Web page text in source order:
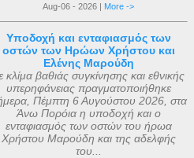
Aug-06 - 2026 | More ->
Υποδοχή και ενταφιασμός των
οστών των Ηρώων Χρήστου και
Ελένης Μαρούδη
κλίμα βαθιάς συγκίνησης και εθνικής
υπερηφάνειας πραγματοποιήθηκε
Πέμπτη 6 Αυγούστου 2026, στα
Άνω Πορόια η υποδοχή και ο
ενταφιασμός των οστών του ήρωα
Χρήστου Μαρούδη και της αδελφής
του...